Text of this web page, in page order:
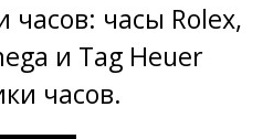
часы Rolex,
и Tag Heuer
часов.